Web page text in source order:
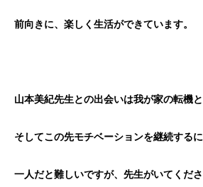
前向きに、楽しく生活ができています。
山本美紀先生との出会いは我が家の転機
そしてこの先モチベーションを継続する
一人だと難しいですが、先生がいてくだ